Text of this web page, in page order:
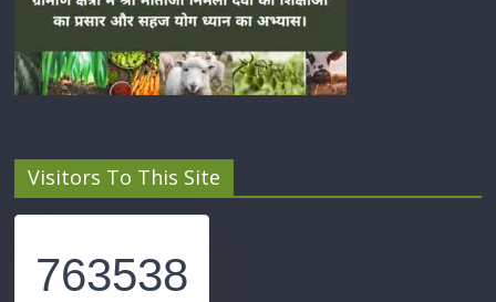
Visitors To This Site
763538